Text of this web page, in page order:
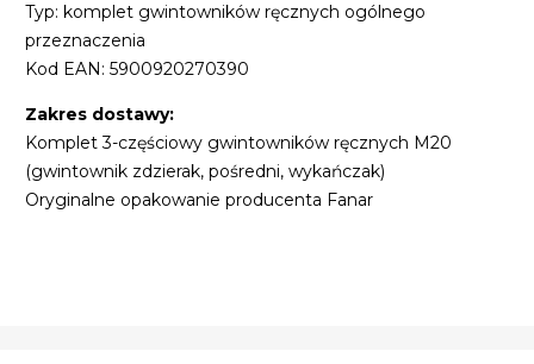
Typ: komplet gwintowników ręcznych ogólnego
przeznaczenia
Kod EAN: 5900920270390
Zakres dostawy:
Komplet 3-częściowy gwintowników ręcznych M20
(gwintownik zdzierak, pośredni, wykańczak)
Oryginalne opakowanie producenta Fanar